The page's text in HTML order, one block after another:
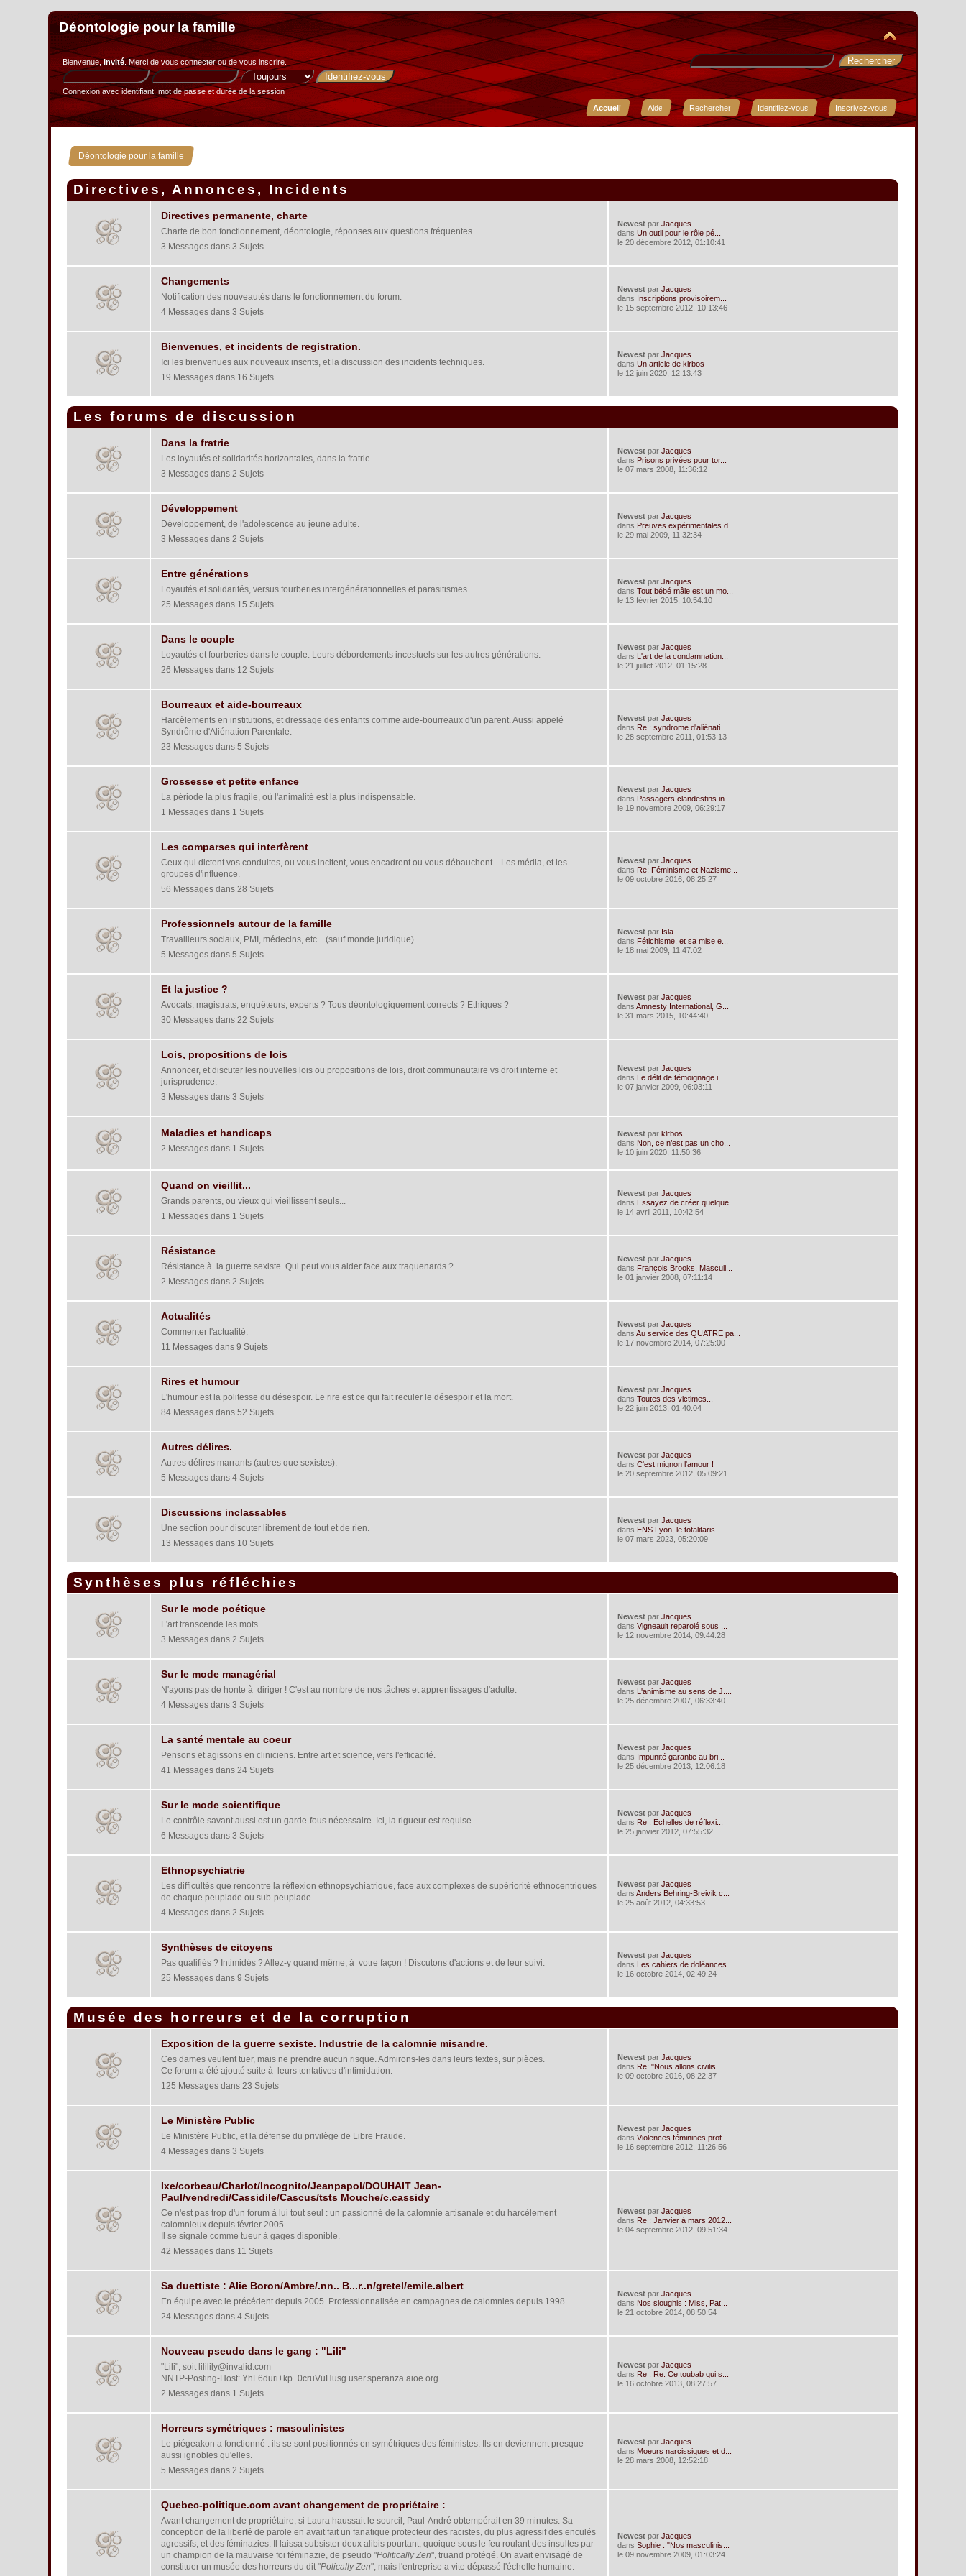
Déontologie pour la famille
Bienvenue,Invité. Merci devous connecterou devous inscrire.
Connexion avec identifiant, mot de passe et durée de la session
Accueil
Aide Rechercher Identifiez-vous Inscrivez-vous
Déontologie pour la famille
Directives, Annonces, Incidents
Directives permanente, charte
Charte de bon fonctionnement, déontologie, réponses aux questions fréquentes.
3 Messages dans 3 Sujets
Newestpar Jacques
dans Un outil pour le rôle pé...
le 20 décembre 2012, 01:10:41
Changements
Notification des nouveautés dans le fonctionnement du forum.
4 Messages dans 3 Sujets
Newestpar Jacques
dans Inscriptions provisoirem...
le 15 septembre 2012, 10:13:46
Bienvenues, et incidents de registration.
Ici les bienvenues aux nouveaux inscrits, et la discussion des incidents techniques.
19 Messages dans 16 Sujets
Newestpar Jacques
dans Un article de klrbos
le 12 juin 2020, 12:13:43
Les forums de discussion
Dans la fratrie
Les loyautés et solidarités horizontales, dans la fratrie
3 Messages dans 2 Sujets
Newestpar Jacques
dans Prisons privées pour tor...
le 07 mars 2008, 11:36:12
Développement
Développement, de l'adolescence au jeune adulte.
3 Messages dans 2 Sujets
Newestpar Jacques
dans Preuves expérimentales d...
le 29 mai 2009, 11:32:34
Entre générations
Loyautés et solidarités, versus fourberies intergénérationnelles et parasitismes.
25 Messages dans 15 Sujets
Newestpar Jacques
dans Tout bébé mâle est un mo...
le 13 février 2015, 10:54:10
Dans le couple
Loyautés et fourberies dans le couple. Leurs débordements incestuels sur les autres générations.
26 Messages dans 12 Sujets
Newestpar Jacques
dans
L'art de la condamnation...
le 21 juillet 2012, 01:15:28
Bourreaux et aide-bourreaux
Harcèlements en institutions, et dressage des enfants comme aide-bourreaux d'un parent. Aussi appelé
Syndrôme d'Aliénation Parentale.
23 Messages dans 5 Sujets
Newestpar Jacques
dans Re : syndrome d'aliénati...
le 28 septembre 2011, 01:53:13
Grossesse et petite enfance
La période la plus fragile, où l'animalité est la plus indispensable.
1 Messages dans 1 Sujets
Newestpar Jacques
dans Passagers clandestins in...
le 19 novembre 2009, 06:29:17
Les comparses qui interfèrent
Ceux qui dictent vos conduites, ou vous incitent, vous encadrent ou vous débauchent... Les média, et les
groupes d'influence.
56 Messages dans 28 Sujets
Newestpar Jacques
dans Re: Féminisme et Nazisme...
le 09 octobre 2016, 08:25:27
Professionnels autour de la famille
Travailleurs sociaux, PMI, médecins, etc... (sauf monde juridique)
5 Messages dans 5 Sujets
Newestpar Isla
dans Fétichisme, et sa mise e...
le 18 mai 2009, 11:47:02
Et la justice ?
Avocats, magistrats, enquêteurs, experts ? Tous déontologiquement corrects ? Ethiques ?
30 Messages dans 22 Sujets
Newestpar Jacques
dans Amnesty International, G...
le 31 mars 2015, 10:44:40
Lois, propositions de lois
Annoncer, et discuter les nouvelles lois ou propositions de lois, droit communautaire vs droit interne et
jurisprudence.
3 Messages dans 3 Sujets
Newestpar Jacques
dans
Le délit de témoignage i...
le 07 janvier 2009, 06:03:11
Maladies et handicaps
2 Messages dans 1 Sujets
Newestpar klrbos
dans Non, ce n’est pas un cho...
le 10 juin 2020, 11:50:36
Quand on vieillit...
Grands parents, ou vieux qui vieillissent seuls...
1 Messages dans 1 Sujets
Newestpar Jacques
dans Essayez de créer quelque...
le 14 avril 2011, 10:42:54
Résistance
Résistance à la guerre sexiste. Qui peut vous aider face aux traquenards ?
2 Messages dans 2 Sujets
Newestpar Jacques
dans François Brooks, Masculi...
le 01 janvier 2008, 07:11:14
Actualités
Commenter l'actualité.
11 Messages dans 9 Sujets
Newestpar Jacques
dans Au service des QUATRE pa...
le 17 novembre 2014, 07:25:00
Rires et humour
L'humour est la politesse du désespoir. Le rire est ce qui fait reculer le désespoir et la mort.
84 Messages dans 52 Sujets
Newestpar Jacques
dans Toutes des victimes...
le 22 juin 2013, 01:40:04
Autres délires.
Autres délires marrants (autres que sexistes).
5 Messages dans 4 Sujets
Newestpar Jacques
dans C'est mignon l'amour !
le 20 septembre 2012, 05:09:21
Discussions inclassables
Une section pour discuter librement de tout et de rien.
13 Messages dans 10 Sujets
Newestpar Jacques
dans ENS Lyon, le totalitaris...
le 07 mars 2023, 05:20:09
Synthèses plus réfléchies
Sur le mode poétique
L'art transcende les mots...
3 Messages dans 2 Sujets
Newestpar Jacques
dans Vigneault reparolé sous ...
le 12 novembre 2014, 09:44:28
Sur le mode managérial
N'ayons pas de honte à diriger ! C'est au nombre de nos tâches et apprentissages d'adulte.
4 Messages dans 3 Sujets
Newestpar Jacques
dans
L'animisme au sens de J....
le 25 décembre 2007, 06:33:40
La santé mentale au coeur
Pensons et agissons en cliniciens. Entre art et science, vers l'efficacité.
41 Messages dans 24 Sujets
Newestpar Jacques
dans Impunité garantie au bri...
le 25 décembre 2013, 12:06:18
Sur le mode scientifique
Le contrôle savant aussi est un garde-fous nécessaire. Ici, la rigueur est requise.
6 Messages dans 3 Sujets
Newestpar Jacques
dans Re : Echelles de réflexi...
le 25 janvier 2012, 07:55:32
Ethnopsychiatrie
Les difficultés que rencontre la réflexion ethnopsychiatrique, face aux complexes de supériorité ethnocentriques
de chaque peuplade ou sub-peuplade.
4 Messages dans 2 Sujets
Newestpar Jacques
dans Anders Behring-Breivik c...
le 25 août 2012, 04:33:53
Synthèses de citoyens
Pas qualifiés ? Intimidés ? Allez-y quand même, à votre façon ! Discutons d'actions et de leur suivi.
25 Messages dans 9 Sujets
Newestpar Jacques
dans
Les cahiers de doléances...
le 16 octobre 2014, 02:49:24
Musée des horreurs et de la corruption
Exposition de la guerre sexiste. Industrie de la calomnie misandre.
Ces dames veulent tuer, mais ne prendre aucun risque. Admirons-les dans leurs textes, sur pièces.
Ce forum a été ajouté suite à leurs tentatives d'intimidation.
125 Messages dans 23 Sujets
Newestpar Jacques
dans Re: "Nous allons civilis...
le 09 octobre 2016, 08:22:37
Le Ministère Public
Le Ministère Public, et la défense du privilège de Libre Fraude.
4 Messages dans 3 Sujets
Newestpar Jacques
dans Violences féminines prot...
le 16 septembre 2012, 11:26:56
Ixe/corbeau/Charlot/Incognito/Jeanpapol/DOUHAIT Jean-
Paul/vendredi/Cassidile/Cascus/tsts Mouche/c.cassidy
Ce n'est pas trop d'un forum à lui tout seul : un passionné de la calomnie artisanale et du harcèlement
calomnieux depuis février 2005.
Il se signale comme tueur à gages disponible.
42 Messages dans 11 Sujets
Newestpar Jacques
dans Re : Janvier à mars 2012...
le 04 septembre 2012, 09:51:34
Sa duettiste : Alie Boron/Ambre/.nn.. B...r..n/gretel/emile.albert
En équipe avec le précédent depuis 2005. Professionnalisée en campagnes de calomnies depuis 1998.
24 Messages dans 4 Sujets
Newestpar Jacques
dans Nos sloughis : Miss, Pat...
le 21 octobre 2014, 08:50:54
Nouveau pseudo dans le gang : "Lili"
"Lili", soit lililily@invalid.com
NNTP-Posting-Host: YhF6duri+kp+0cruVuHusg.user.speranza.aioe.org
2 Messages dans 1 Sujets
Newestpar Jacques
dans Re : Re: Ce toubab qui s...
le 16 octobre 2013, 08:27:57
Horreurs symétriques : masculinistes
Le piégeakon a fonctionné : ils se sont positionnés en symétriques des féministes. Ils en deviennent presque
aussi ignobles qu'elles.
5 Messages dans 2 Sujets
Newestpar Jacques
dans Moeurs narcissiques et d...
le 28 mars 2008, 12:52:18
Quebec-politique.com avant changement de propriétaire :
Avant changement de propriétaire, si Laura haussait le sourcil, Paul-André obtempérait en 39 minutes. Sa
conception de la liberté de parole en avait fait un fanatique protecteur des racistes, du plus agressif des enculés
agressifs, et des féminazies. Il laissa subsister deux alibis pourtant, quoique sous le feu roulant des insultes par
un champion de la mauvaise foi féminazie, de pseudo "Politically Zen", truand protégé. On avait envisagé de
constituer un musée des horreurs du dit "Polically Zen", mais l'entreprise a vite dépassé l'échelle humaine.
Newestpar Jacques
dans Sophie : "Nos masculinis...
le 09 novembre 2009, 01:03:24